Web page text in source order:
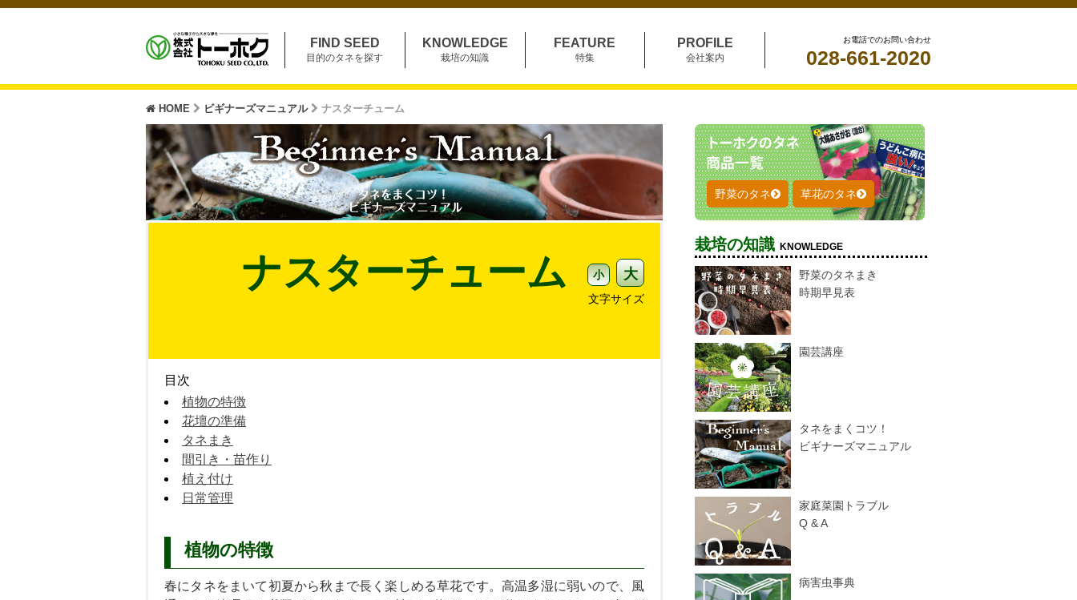
FIND SEED
目的のタネを探す
KNOWLEDGE
栽培の知識
FEATURE
特集
PROFILE
会社案内
お電話でのお問い合わせ
028-661-2020
HOME ビギナーズマニュアル ナスターチューム
ナスターチューム 小 大
文字サイズ
目次
植物の特徴
花壇の準備
タネまき
間引き・苗作り
植え付け
日常管理
植物の特徴
春にタネをまいて初夏から秋まで長く楽しめる草花です。高温多湿に弱いので、風
野菜のタネ 草花のタネ
栽培の知識 KNOWLEDGE
野菜のタネまき
時期早見表
園芸講座
タネをまくコツ！
ビギナーズマニュアル
家庭菜園トラブル
Q & A
病害虫事典